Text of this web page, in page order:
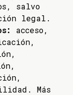
salvo
legal.
acceso,
Más